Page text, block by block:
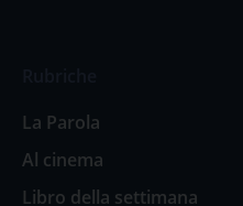
La Parola
Al cinema
Libro della settimana